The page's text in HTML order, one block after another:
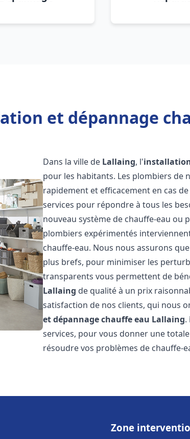
et dépannage
Dans la ville de Lallaing, l'
pour les habitants. Les plombiers
rapidement et efficacement en cas
services pour répondre à tous les
nouveau système de chauffe-eau ou
plombiers expérimentés
chauffe-eau. Nous nous assurons
plus brefs, pour minimiser les
transparents vous permettent de
Lallaing de qualité à un prix
satisfaction de nos clients, qui nous
et dépannage chauffe eau Lallaing.
services, pour vous donner une
résoudre vos problèmes de chauffe-
Zone